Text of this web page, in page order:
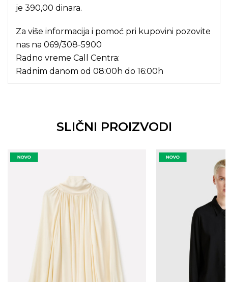
je 390,00 dinara.
Za više informacija i pomoć pri kupovini pozovite
nas na 069/308-5900
Radno vreme Call Centra:
Radnim danom od 08:00h do 16:00h
SLIČNI PROIZVODI